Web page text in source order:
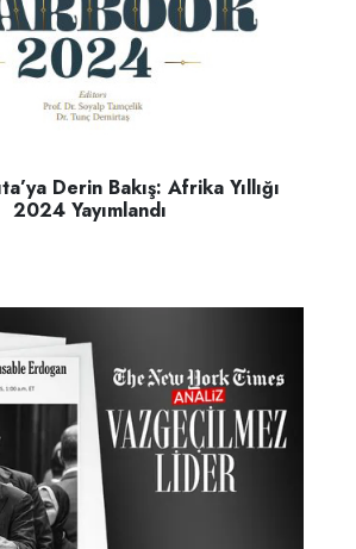
Derin Bakış: Afrika Yıllığı
2024 Yayımlandı